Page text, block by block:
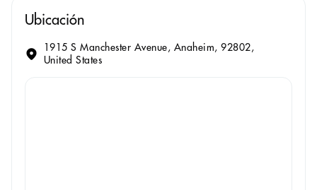
Ubicación
1915 S Manchester Avenue, Anaheim, 92802,
United States